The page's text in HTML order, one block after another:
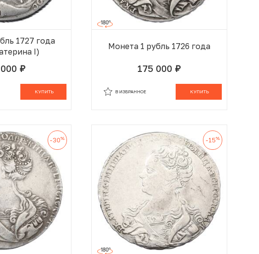
1727 года
I)
руб.
КУПИТЬ
Монета 1 рубль 1726 года
175 000 руб.
КУПИТЬ
В ИЗБРАННОЕ
-30% -15%